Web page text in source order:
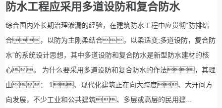
防水工程应采用多道设防和复合防水
综合国内外长期治理渗漏的经验，在建筑防水工程中应贯彻“防排结
合，以防为主刚柔结合，以柔适变;多道设防，复合防
水”的系统设计思想，其中多道设防和复合防水是新型防水建材的核
心。 为什么要采用多道设防和复合防水的作法，其理
由： 1、现代化建筑正在向大跨度、大开间方
向发展，不少工业和公共建筑、多层或高层的民用建...